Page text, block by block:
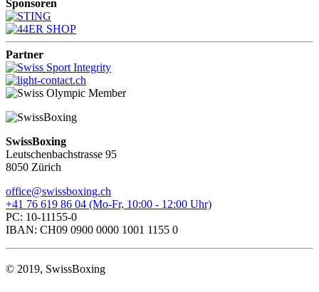
Sponsoren
Partner
SwissBoxing
Leutschenbachstrasse 95
8050 Zürich
office@swissboxing.ch
+41 76 619 86 04 (Mo-Fr, 10:00 - 12:00 Uhr)
PC: 10-11155-0
IBAN: CH09 0900 0000 1001 1155 0
© 2019, SwissBoxing